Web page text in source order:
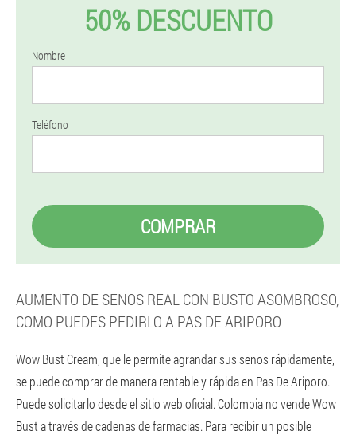
50% DESCUENTO
Nombre
Teléfono
COMPRAR
AUMENTO DE SENOS REAL CON BUSTO ASOMBROSO,
COMO PUEDES PEDIRLO A PAS DE ARIPORO
Wow Bust Cream, que le permite agrandar sus senos rápidamente,
se puede comprar de manera rentable y rápida en Pas De Ariporo.
Puede solicitarlo desde el sitio web oficial. Colombia no vende Wow
Bust a través de cadenas de farmacias. Para recibir un posible